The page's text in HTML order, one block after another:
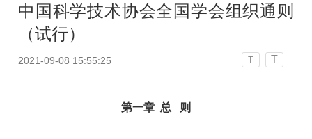
中国科学技术协会全国学会组织通则
（试行）
2021-09-08 15:55:25 T T
第一章 总 则